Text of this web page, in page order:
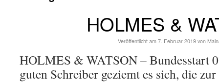
HOLMES &
Veröffentlicht am 7. Februar 2019 von
HOLMES & WATSON – Bundesstart
guten Schreiber geziemt es sich, die